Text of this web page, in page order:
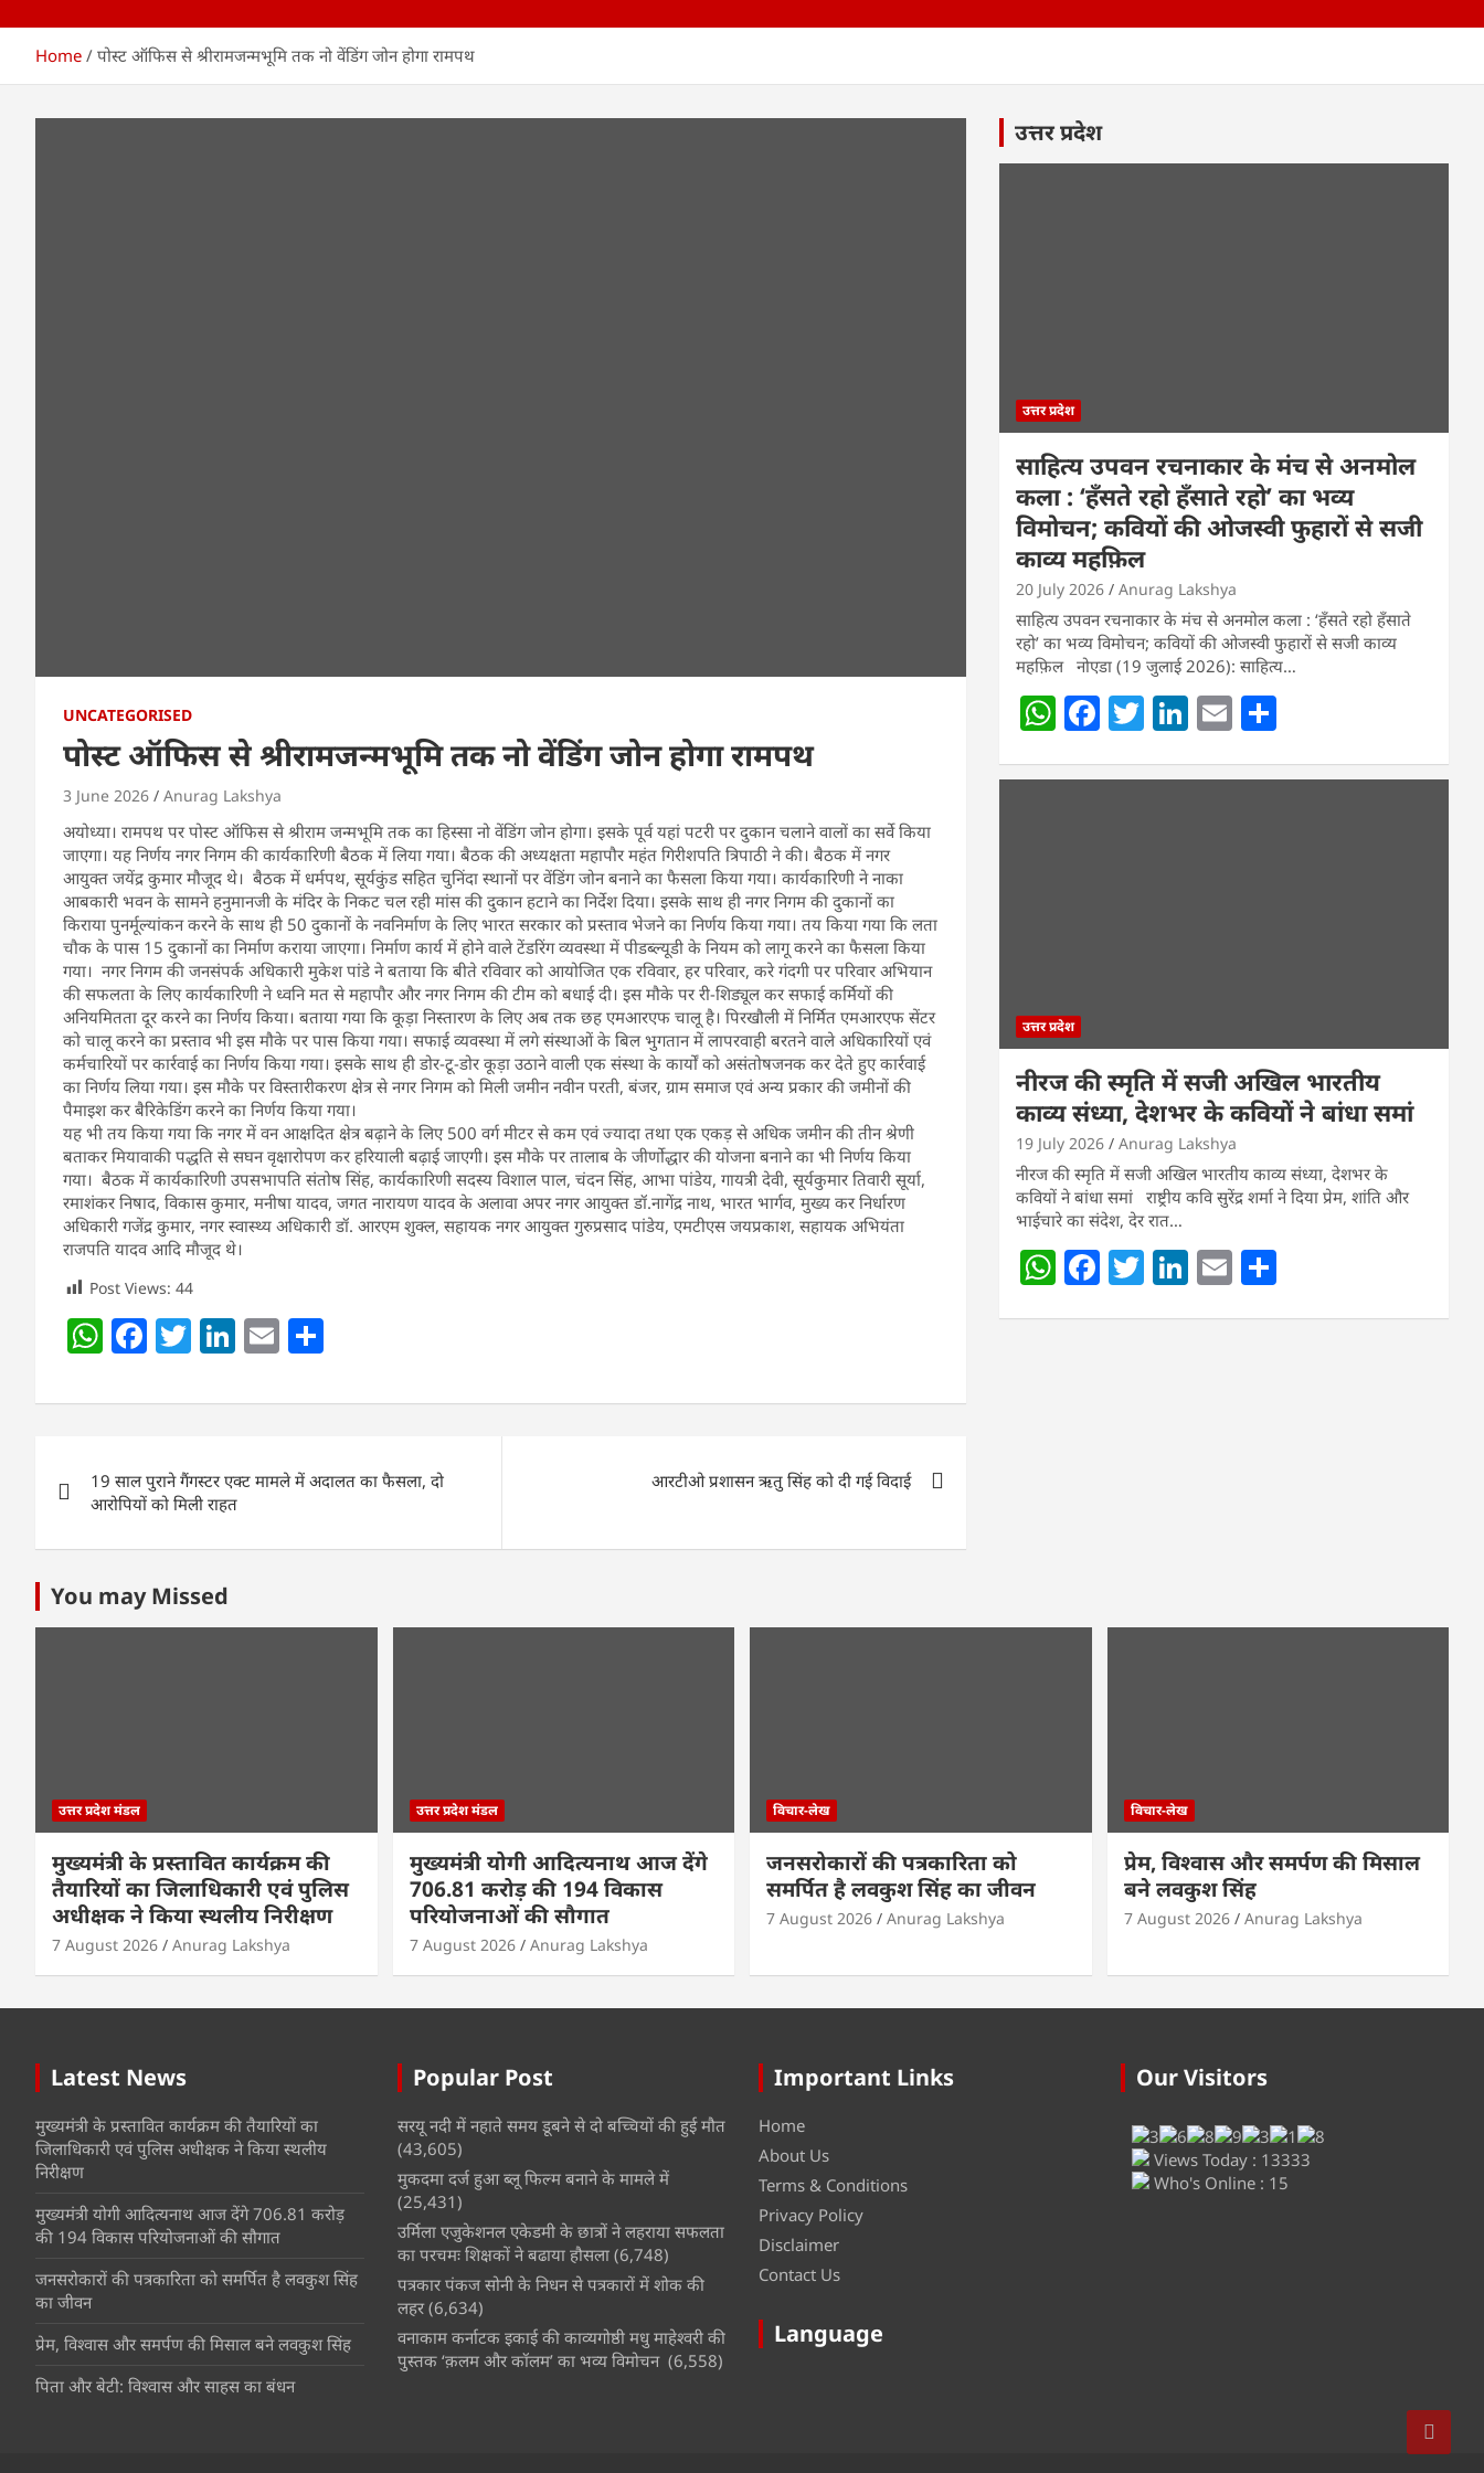
Home पोस्ट ऑफिस से श्रीरामजन्मभूमि तक नो वेंडिंग जोन होगा रामपथ
UNCATEGORISED
पोस्ट ऑफिस से श्रीरामजन्मभूमि तक नो वेंडिंग जोन होगा रामपथ
3 June 2026 Anurag Lakshya
अयोध्या। रामपथ पर पोस्ट ऑफिस से श्रीराम जन्मभूमि तक का हिस्सा नो वेंडिंग जोन होगा। इसके पूर्व यहां पटरी पर दुकान चलाने वालों का सर्वे किया
जाएगा। यह निर्णय नगर निगम की कार्यकारिणी बैठक में लिया गया। बैठक की अध्यक्षता महापौर महंत गिरीशपति त्रिपाठी ने की। बैठक में नगर
आयुक्त जयेंद्र कुमार मौजूद थे। बैठक में धर्मपथ, सूर्यकुंड सहित चुनिंदा स्थानों पर वेंडिंग जोन बनाने का फैसला किया गया। कार्यकारिणी ने नाका
आबकारी भवन के सामने हनुमानजी के मंदिर के निकट चल रही मांस की दुकान हटाने का निर्देश दिया। इसके साथ ही नगर निगम की दुकानों का
किराया पुनर्मूल्यांकन करने के साथ ही 50 दुकानों के नवनिर्माण के लिए भारत सरकार को प्रस्ताव भेजने का निर्णय किया गया। तय किया गया कि लता
चौक के पास 15 दुकानों का निर्माण कराया जाएगा। निर्माण कार्य में होने वाले टेंडरिंग व्यवस्था में पीडब्ल्यूडी के नियम को लागू करने का फैसला किया
गया। नगर निगम की जनसंपर्क अधिकारी मुकेश पांडे ने बताया कि बीते रविवार को आयोजित एक रविवार, हर परिवार, करे गंदगी पर परिवार अभियान
की सफलता के लिए कार्यकारिणी ने ध्वनि मत से महापौर और नगर निगम की टीम को बधाई दी। इस मौके पर री-शिड्यूल कर सफाई कर्मियों की
अनियमितता दूर करने का निर्णय किया। बताया गया कि कूड़ा निस्तारण के लिए अब तक छह एमआरएफ चालू है। पिरखौली में निर्मित एमआरएफ सेंटर
को चालू करने का प्रस्ताव भी इस मौके पर पास किया गया। सफाई व्यवस्था में लगे संस्थाओं के बिल भुगतान में लापरवाही बरतने वाले अधिकारियों एवं
कर्मचारियों पर कार्रवाई का निर्णय किया गया। इसके साथ ही डोर-टू-डोर कूड़ा उठाने वाली एक संस्था के कार्यों को असंतोषजनक कर देते हुए कार्रवाई
का निर्णय लिया गया। इस मौके पर विस्तारीकरण क्षेत्र से नगर निगम को मिली जमीन नवीन परती, बंजर, ग्राम समाज एवं अन्य प्रकार की जमीनों की
पैमाइश कर बैरिकेडिंग करने का निर्णय किया गया।
यह भी तय किया गया कि नगर में वन आक्षदित क्षेत्र बढ़ाने के लिए 500 वर्ग मीटर से कम एवं ज्यादा तथा एक एकड़ से अधिक जमीन की तीन श्रेणी
बताकर मियावाकी पद्धति से सघन वृक्षारोपण कर हरियाली बढ़ाई जाएगी। इस मौके पर तालाब के जीर्णाेद्धार की योजना बनाने का भी निर्णय किया
गया। बैठक में कार्यकारिणी उपसभापति संतोष सिंह, कार्यकारिणी सदस्य विशाल पाल, चंदन सिंह, आभा पांडेय, गायत्री देवी, सूर्यकुमार तिवारी सूर्या,
रमाशंकर निषाद, विकास कुमार, मनीषा यादव, जगत नारायण यादव के अलावा अपर नगर आयुक्त डॉ.नागेंद्र नाथ, भारत भार्गव, मुख्य कर निर्धारण
अधिकारी गजेंद्र कुमार, नगर स्वास्थ्य अधिकारी डॉ. आरएम शुक्ल, सहायक नगर आयुक्त गुरुप्रसाद पांडेय, एमटीएस जयप्रकाश, सहायक अभियंता
राजपति यादव आदि मौजूद थे।
Post Views: 44
W
at
A
p
p
F
c
b
o
o
k
T
itt
Li
k
dI
n
E
ai ar
navigation
19 साल पुराने गैंगस्टर एक्ट मामले में अदालत का फैसला, दो
आरोपियों को मिली राहत
आरटीओ प्रशासन ऋतु सिंह को दी गई विदाई
उत्तर प्रदेश
उत्तर प्रदेश
साहित्य उपवन रचनाकार के मंच से अनमोल
कला : ‘हॅंसते रहो हॅंसाते रहो’ का भव्य
विमोचन; कवियों की ओजस्वी फुहारों से सजी
काव्य महफ़िल
20 July 2026 Anurag Lakshya
साहित्य उपवन रचनाकार के मंच से अनमोल कला : ‘हॅंसते रहो हॅंसाते
रहो’ का भव्य विमोचन; कवियों की ओजस्वी फुहारों से सजी काव्य
महफ़िल नोएडा (19 जुलाई 2026): साहित्य…
W
at
F
c
T
itt
Li
k
E
ai ar
उत्तर प्रदेश
नीरज की स्मृति में सजी अखिल भारतीय
काव्य संध्या, देशभर के कवियों ने बांधा समां
19 July 2026 Anurag Lakshya
नीरज की स्मृति में सजी अखिल भारतीय काव्य संध्या, देशभर के
कवियों ने बांधा समां राष्ट्रीय कवि सुरेंद्र शर्मा ने दिया प्रेम, शांति और
भाईचारे का संदेश, देर रात…
W F T Li E
You may Missed
उत्तर प्रदेश मंडल
मुख्यमंत्री के प्रस्तावित कार्यक्रम की
तैयारियों का जिलाधिकारी एवं पुलिस
अधीक्षक ने किया स्थलीय निरीक्षण
7 August 2026 Anurag Lakshya
उत्तर प्रदेश मंडल
मुख्यमंत्री योगी आदित्यनाथ आज देंगे
706.81 करोड़ की 194 विकास
परियोजनाओं की सौगात
7 August 2026 Anurag Lakshya
विचार-लेख
जनसरोकारों की पत्रकारिता को
समर्पित है लवकुश सिंह का जीवन
7 August 2026 Anurag Lakshya
विचार-लेख
प्रेम, विश्वास और समर्पण की मिसाल
बने लवकुश सिंह
7 August 2026 Anurag Lakshya
Latest News
मुख्यमंत्री के प्रस्तावित कार्यक्रम की तैयारियों का
जिलाधिकारी एवं पुलिस अधीक्षक ने किया स्थलीय
निरीक्षण
मुख्यमंत्री योगी आदित्यनाथ आज देंगे 706.81 करोड़
की 194 विकास परियोजनाओं की सौगात
जनसरोकारों की पत्रकारिता को समर्पित है लवकुश सिंह
का जीवन
प्रेम, विश्वास और समर्पण की मिसाल बने लवकुश सिंह
पिता और बेटी: विश्वास और साहस का बंधन
Popular Post
सरयू नदी में नहाते समय डूबने से दो बच्चियों की हुई मौत
(43,605)
मुकदमा दर्ज हुआ ब्लू फिल्म बनाने के मामले में
(25,431)
उर्मिला एजुकेशनल एकेडमी के छात्रों ने लहराया सफलता
का परचमः शिक्षकों ने बढाया हौसला (6,748)
पत्रकार पंकज सोनी के निधन से पत्रकारों में शोक की
लहर (6,634)
वनाकाम कर्नाटक इकाई की काव्यगोष्ठी मधु माहेश्वरी की
पुस्तक ‘क़लम और कॉलम’ का भव्य विमोचन (6,558)
Important Links
Home
About Us
Terms & Conditions
Privacy Policy
Disclaimer
Contact Us
Language
Our Visitors
Views Today : 13333
Who's Online : 15